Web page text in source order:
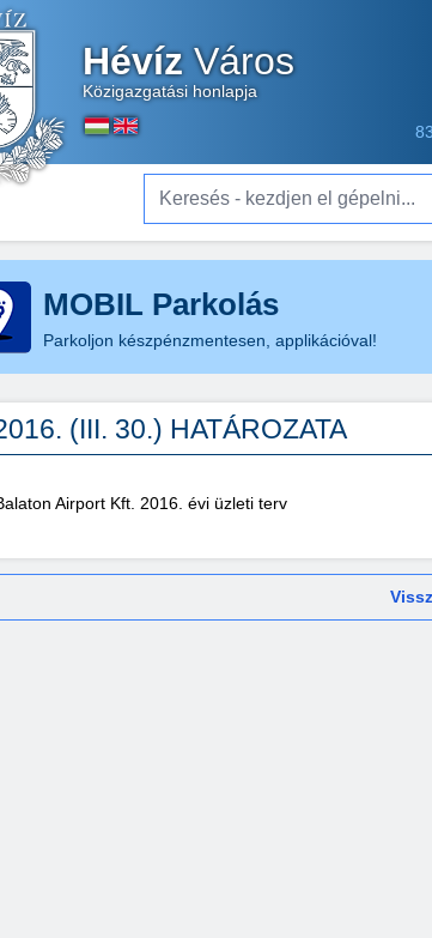
HévízVáros
Közigazgatási honlapja
Keresés - kezdjen el gépelni...
MOBIL Parkolás
Parkoljon készpénzmentesen, applikációval!
(III. 30.) HATÁROZATA
Airport Kft. 2016. évi üzleti terv